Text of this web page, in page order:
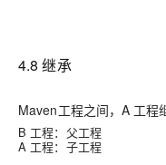
4.8 继承
Maven工程之间，A 工程
B 工程：父工程
A 工程：子工程